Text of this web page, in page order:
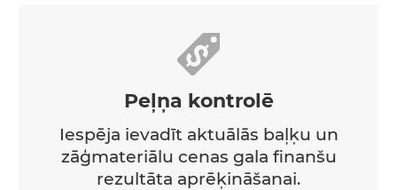
Peļņa kontrolē
Iespēja ievadīt aktuālās baļķu un
zāģmateriālu cenas gala finanšu
rezultāta aprēķināšanai.